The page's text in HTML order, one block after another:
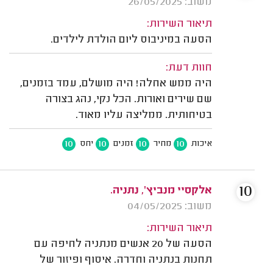
תיאור השירות:
הסעה במיניבוס ליום הולדת לילדים.
חוות דעת:
היה ממש אחלה! היה מושלם, עמד בזמנים,
שם שירים ואורות. הכל נקי, נהג בצורה
בטיחותית. ממליצה עליו מאוד.
איכות 10 מחיר 10 זמנים 10 יחס 10
אלקסיי מנביץ', נתניה.
משוב: 04/05/2025
תיאור השירות:
הסעה של 20 אנשים מנתניה לחיפה עם
תחנות בנתניה וחדרה. איסוף ופיזור של
10